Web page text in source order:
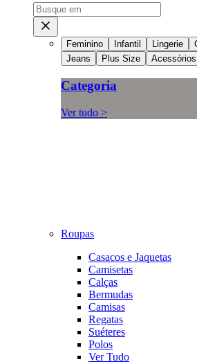
Feminino Infantil Lingerie
Jeans
Plus Size Acessórios
Categoria
Ver tudo >
Roupas
Casacos e Jaquetas
Camisetas
Calças
Bermudas
Camisas
Regatas
Suéteres
Polos
Ver Tudo